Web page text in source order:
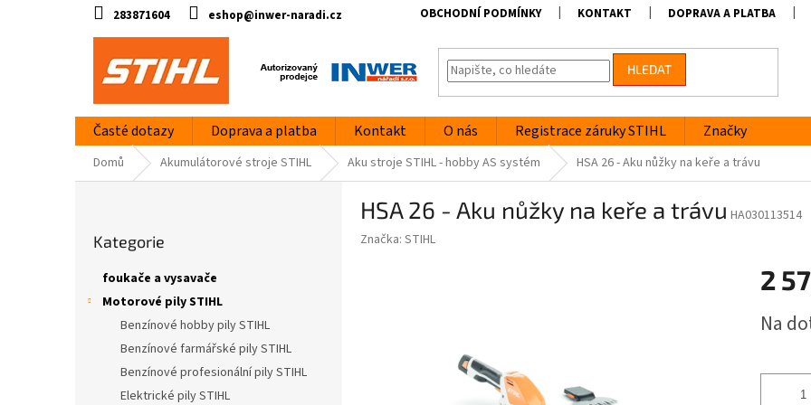
283871604 eshop@inwer-naradi.cz OBCHODNÍ PODMÍNKY KONTAKT DOPRAVA A PLATBA
HLEDAT
Časté dotazy Doprava a platba Kontakt O nás Registrace záruky STIHL Značky
Domů Akumulátorové stroje STIHL Aku stroje STIHL - hobby AS systém HSA 26 - Aku nůžky na keře a trávu
kategorie
Kategorie
foukače a vysavače
Motorové pily STIHL
Benzínové hobby pily STIHL
Benzínové farmářské pily STIHL
Benzínové profesionální pily STIHL
Elektrické pily STIHL
HSA 26 - Aku nůžky na keře a trávu HA030113514
Značka: STIHL
2
cena:
Na